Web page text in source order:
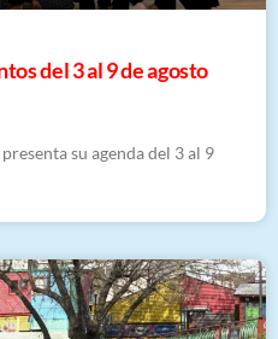
del 3 al 9 de agosto
su agenda del 3 al 9